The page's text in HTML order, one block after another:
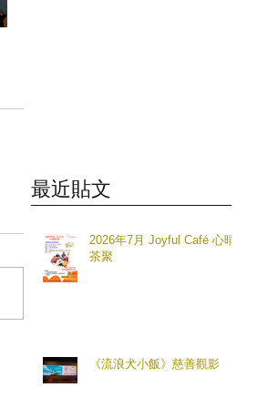
最近貼文
2026年7月 Joyful Café 心晴
茶聚
《流浪犬小飯》慈善觀影